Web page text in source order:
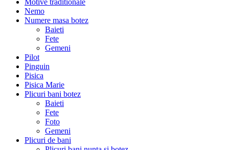
Motive traditionale
Nemo
Numere masa botez
Baieti
Fete
Gemeni
Pilot
Pinguin
Pisica
Pisica Marie
Plicuri bani botez
Baieti
Fete
Foto
Gemeni
Plicuri de bani